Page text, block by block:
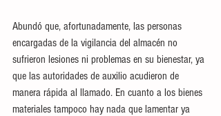
Abundó que, afortunadamente, las personas
encargadas de la vigilancia del almacén no
sufrieron lesiones ni problemas en su bienestar, ya
que las autoridades de auxilio acudieron de
manera rápida al llamado. En cuanto a los bienes
materiales tampoco hay nada que lamentar ya